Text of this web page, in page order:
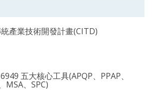
產業技術開發計畫(CITD)
五大核心工具(APQP、PPAP、
MSA、SPC)